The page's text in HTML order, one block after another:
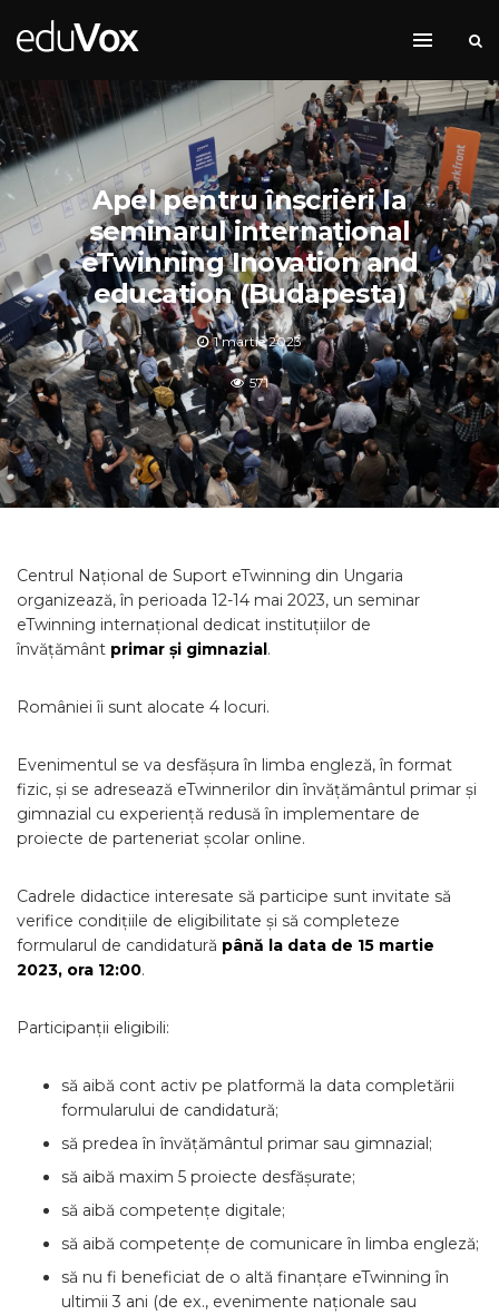
Apel pentru înscrieri la
seminarul internațional
eTwinning Inovation and
education (Budapesta)
1 martie 2023
571
Centrul Național de Suport eTwinning din Ungaria
organizează, în perioada 12-14 mai 2023, un seminar
eTwinning internațional dedicat instituțiilor de
învățământ primar și gimnazial.
României îi sunt alocate 4 locuri.
Evenimentul se va desfășura în limba engleză, în format
fizic, și se adresează eTwinnerilor din învățământul primar și
gimnazial cu experiență redusă în implementare de
proiecte de parteneriat școlar online.
Cadrele didactice interesate să participe sunt invitate să
verifice condițiile de eligibilitate și să completeze
formularul de candidatură până la data de 15 martie
2023, ora 12:00.
Participanții eligibili:
să aibă cont activ pe platformă la data completării
formularului de candidatură;
să predea în învățământul primar sau gimnazial;
să aibă maxim 5 proiecte desfășurate;
să aibă competențe digitale;
să aibă competențe de comunicare în limba engleză;
să nu fi beneficiat de o altă finanțare eTwinning în
ultimii 3 ani (de ex., evenimente naționale sau